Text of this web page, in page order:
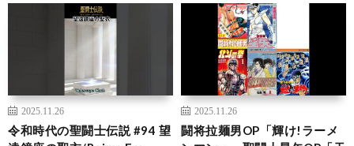
2025.11.26
令和時代の聖闘士伝説 #94 望
2025.11.26
闘将拉麺男OP「輝け!ラーメ